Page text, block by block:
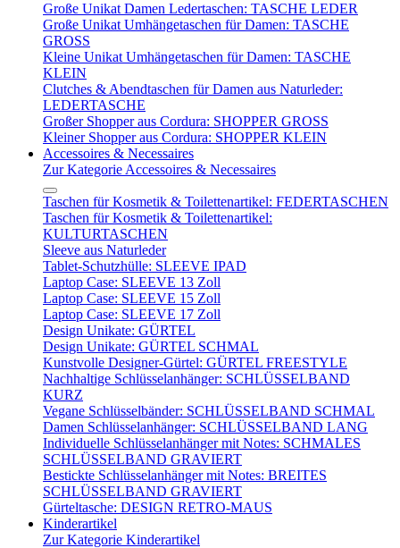
Große Unikat Damen Ledertaschen: TASCHE LEDER
Große Unikat Umhängetaschen für Damen: TASCHE
GROSS
Kleine Unikat Umhängetaschen für Damen: TASCHE
KLEIN
Clutches & Abendtaschen für Damen aus Naturleder:
LEDERTASCHE
Großer Shopper aus Cordura: SHOPPER GROSS
Kleiner Shopper aus Cordura: SHOPPER KLEIN
Accessoires & Necessaires
Zur Kategorie Accessoires & Necessaires
Taschen für Kosmetik & Toilettenartikel: FEDERTASCHEN
Taschen für Kosmetik & Toilettenartikel:
KULTURTASCHEN
Sleeve aus Naturleder
Tablet-Schutzhülle: SLEEVE IPAD
Laptop Case: SLEEVE 13 Zoll
Laptop Case: SLEEVE 15 Zoll
Laptop Case: SLEEVE 17 Zoll
Design Unikate: GÜRTEL
Design Unikate: GÜRTEL SCHMAL
Kunstvolle Designer-Gürtel: GÜRTEL FREESTYLE
Nachhaltige Schlüsselanhänger: SCHLÜSSELBAND
KURZ
Vegane Schlüsselbänder: SCHLÜSSELBAND SCHMAL
Damen Schlüsselanhänger: SCHLÜSSELBAND LANG
Individuelle Schlüsselanhänger mit Notes: SCHMALES
SCHLÜSSELBAND GRAVIERT
Bestickte Schlüsselanhänger mit Notes: BREITES
SCHLÜSSELBAND GRAVIERT
Gürteltasche: DESIGN RETRO-MAUS
Kinderartikel
Zur Kategorie Kinderartikel